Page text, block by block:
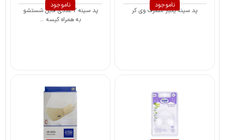
ناموجود
پد سینه یکبار مصرف وی کر
ناموجود
پد سینه 2 عددی قابل شستشو
به همراه کیسه ...